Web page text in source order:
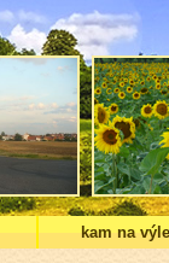
kam na